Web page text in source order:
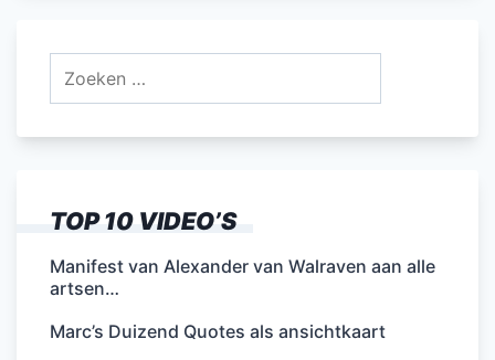
Zoeken
TOP 10 VIDEO’S
Manifest van Alexander van Walraven aan alle
artsen…
Marc’s Duizend Quotes als ansichtkaart